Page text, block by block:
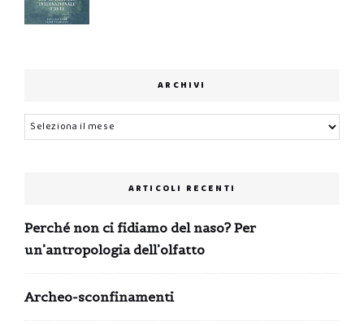
ARCHIVI
Archivi
ARTICOLI RECENTI
Perché non ci fidiamo del naso? Per
un’antropologia dell’olfatto
Archeo-sconfinamenti